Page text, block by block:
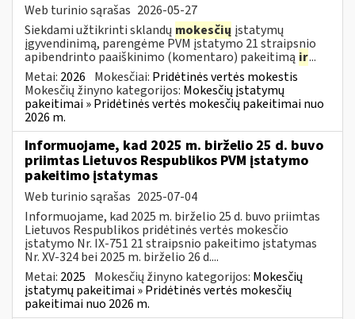
Web turinio sąrašas 2026-05-27
Siekdami užtikrinti sklandų mokesčių įstatymų
įgyvendinimą, parengėme PVM įstatymo 21 straipsnio
apibendrinto paaiškinimo (komentaro) pakeitimą ir...
Metai: 2026 Mokesčiai: Pridėtinės vertės mokestis
Mokesčių žinyno kategorijos: Mokesčių įstatymų
pakeitimai » Pridėtinės vertės mokesčių pakeitimai nuo
2026 m.
Informuojame, kad 2025 m. birželio 25 d. buvo
priimtas Lietuvos Respublikos PVM įstatymo
pakeitimo įstatymas
Web turinio sąrašas 2025-07-04
Informuojame, kad 2025 m. birželio 25 d. buvo priimtas
Lietuvos Respublikos pridėtinės vertės mokesčio
įstatymo Nr. IX-751 21 straipsnio pakeitimo įstatymas
Nr. XV-324 bei 2025 m. birželio 26 d....
Metai: 2025 Mokesčių žinyno kategorijos: Mokesčių
įstatymų pakeitimai » Pridėtinės vertės mokesčių
pakeitimai nuo 2026 m.